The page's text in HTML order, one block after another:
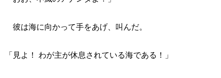
彼は海に向かって手をあげ、叫んだ。
「見よ！ わが主が休息されている海である！」